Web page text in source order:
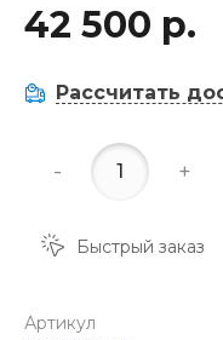
42 500 р.
Рассчитать
- +
Быстрый заказ
Артикул